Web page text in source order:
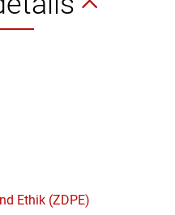
Ethik (ZDPE)